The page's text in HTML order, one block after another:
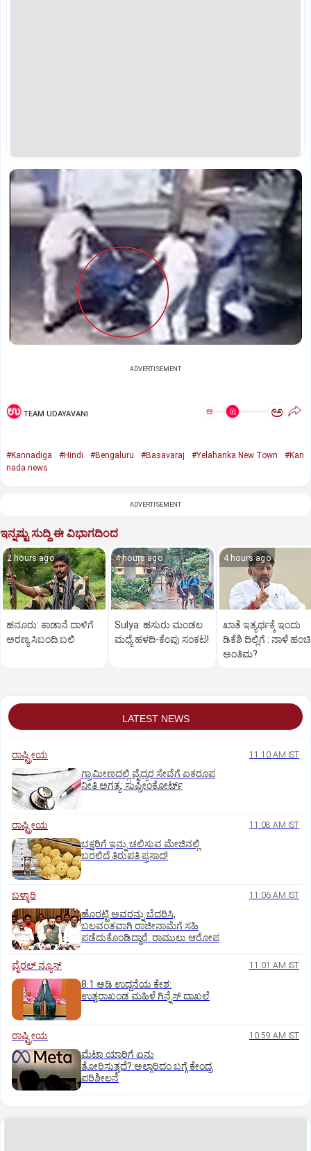
ADVERTISEMENT
TEAM UDAYAVANI ಅ ಅ
#Kannadiga #Hindi #Bengaluru #Basavaraj #Yelahanka New Town
#Kan
nada news
ADVERTISEMENT
ಇನ್ನಷ್ಟು ಸುದ್ದಿ ಈ ವಿಭಾಗದಿಂದ
2 hours ago
ಹನೂರು: ಕಾಡಾನೆ ದಾಳಿಗೆ
ಅರಣ್ಯ ಸಿಬಂದಿ ಬಲಿ
4 hours ago
Sulya: ಹಸುರು ಮಂಡಲ
ಮಧ್ಯೆ ಹಳದಿ-ಕೆಂಪು ಸಂಕಟ!
4 hours ago
ಖಾತೆ ಇತ್ಯರ್ಥಕ್ಕೆ ಇಂದು
ಡಿಕೆಶಿ ದಿಲ್ಲಿಗೆ : ನಾಳೆ
ಅಂತಿಮ?
LATEST NEWS
ರಾಷ್ಟ್ರೀಯ 11:10 AM IST
ಗ್ರಾಮೀಣದಲ್ಲಿ ವೈದ್ಯರ ಸೇವೆಗೆ ಏಕರೂಪ
ನೀತಿ ಅಗತ್ಯ: ಸುಪ್ರೀಂಕೋರ್ಟ್‌
ರಾಷ್ಟ್ರೀಯ 11:08 AM IST
ಭಕ್ತರಿಗೆ ಇನ್ನು ಚಲಿಸುವ ಮೇಜಿನಲ್ಲಿ
ಬರಲಿದೆ ತಿರುಪತಿ ಪ್ರಸಾದ!
ಬಳ್ಳಾರಿ 11:06 AM IST
ಹೊರಟ್ಟಿ ಅವರನ್ನು ಬೆದರಿಸಿ,
ಬಲವಂತವಾಗಿ ರಾಜೀನಾಮೆಗೆ ಸಹಿ
ಪಡೆದುಕೊಂಡಿದ್ದಾರೆ: ರಾಮುಲು ಆರೋಪ
ವೈರಲ್ ನ್ಯೂಸ್ 11:01 AM IST
8.1 ಅಡಿ ಉದ್ದನೆಯ ಕೇಶ:
ಉತ್ತರಾಖಂಡ ಮಹಿಳೆ ಗಿನ್ನೆಸ್‌ ದಾಖಲೆ
ರಾಷ್ಟ್ರೀಯ 10:59 AM IST
ಮೆಟಾ ಯಾರಿಗೆ ಏನು
ತೋರಿಸುತ್ತದೆ?:ಅಲ್ಗಾರಿದಂ ಬಗ್ಗೆ ಕೇಂದ್ರ
ಪರಿಶೀಲನೆ